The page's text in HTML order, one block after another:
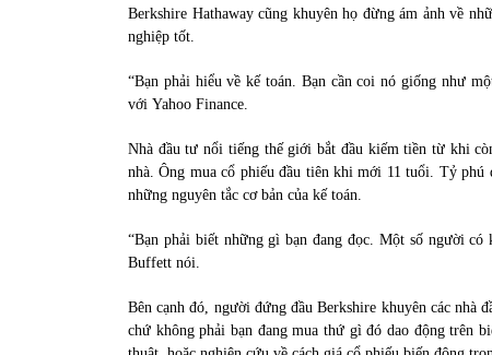
Berkshire Hathaway cũng khuyên họ đừng ám ảnh về
nghiệp tốt.
“Bạn phải hiểu về kế toán. Bạn cần coi nó giống như
với Yahoo Finance.
Nhà đầu tư nổi tiếng thế giới bắt đầu kiếm tiền từ khi
nhà. Ông mua cổ phiếu đầu tiên khi mới 11 tuổi. Tỷ phú
những nguyên tắc cơ bản của kế toán.
“Bạn phải biết những gì bạn đang đọc. Một số người
Buffett nói.
Bên cạnh đó, người đứng đầu Berkshire khuyên các nhà
chứ không phải bạn đang mua thứ gì đó dao động trên